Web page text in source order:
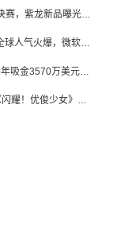
三七网易Avia放假看世界杯决赛，紫龙新品曝光，米哈游新作上线 | 陀螺周报
暑期档新作扎堆，BW2026全球人气火爆，微软XBOX大裁员|陀螺周报
《皮克敏 Bloom》2026上半年吸金3570万美元，中国台湾成最大市场
出海首年营收超1亿美元，《闪耀！优俊少女》美国市场占比达七成